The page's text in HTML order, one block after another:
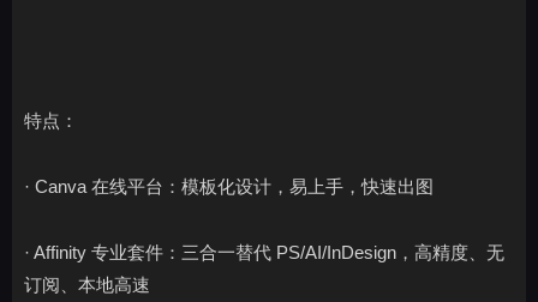
特点：
· Canva 在线平台：模板化设计，易上手，快速出图
· Affinity 专业套件：三合一替代 PS/AI/InDesign，高精度、无
订阅、本地高速